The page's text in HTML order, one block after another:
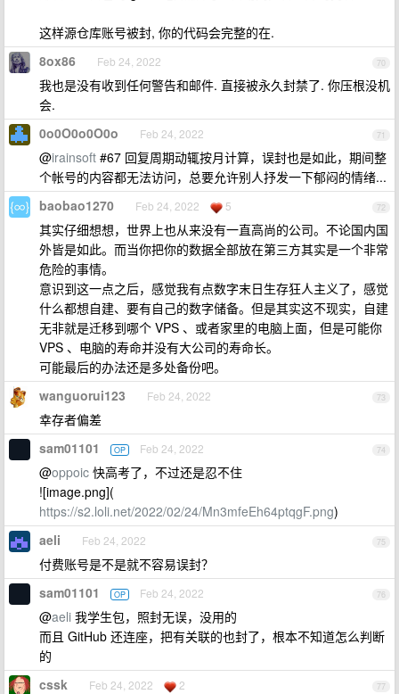
这样源仓库账号被封, 你的代码会完整的在.
70
8ox86 Feb 24, 2022
我也是没有收到任何警告和邮件. 直接被永久封禁了. 你压根没机
会.
71
0o0O0o0O0o Feb 24, 2022
@irainsoft #67 回复周期动辄按月计算，误封也是如此，期间整
个帐号的内容都无法访问，总要允许别人抒发一下郁闷的情绪...
72
baobao1270 Feb 24, 2022 5
其实仔细想想，世界上也从来没有一直高尚的公司。不论国内国
外皆是如此。而当你把你的数据全部放在第三方其实是一个非常
危险的事情。
意识到这一点之后，感觉我有点数字末日生存狂人主义了，感觉
什么都想自建、要有自己的数字储备。但是其实这不现实，自建
无非就是迁移到哪个 VPS 、或者家里的电脑上面，但是可能你
VPS 、电脑的寿命并没有大公司的寿命长。
可能最后的办法还是多处备份吧。
73
wanguorui123 Feb 24, 2022
幸存者偏差
74
sam01101 OP Feb 24, 2022
@oppoic 快高考了，不过还是忍不住
![image.png](
https://s2.loli.net/2022/02/24/Mn3mfeEh64ptqgF.png)
75
aeli Feb 24, 2022
付费账号是不是就不容易误封？
76
sam01101 OP Feb 24, 2022
@aeli 我学生包，照封无误，没用的
而且 GitHub 还连座，把有关联的也封了，根本不知道怎么判断
的
77
cssk Feb 24, 2022 2